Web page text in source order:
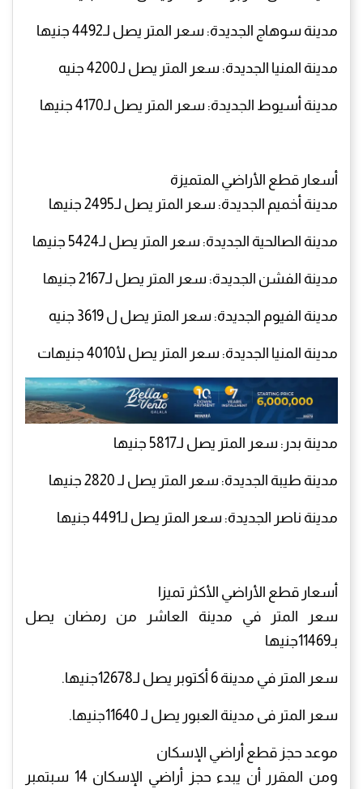
مدينة سوهاج الجديدة: سعر المتر يصل لـ4492 جنيها
مدينة المنيا الجديدة: سعر المتر يصل لـ4200 جنيه
مدينة أسيوط الجديدة: سعر المتر يصل لـ4170 جنيها
أسعار قطع الأراضي المتميزة
مدينة أخميم الجديدة: سعر المتر يصل لـ2495 جنيها
مدينة الصالحية الجديدة: سعر المتر يصل لـ5424 جنيها
مدينة الفشن الجديدة: سعر المتر يصل لـ2167 جنيها
مدينة الفيوم الجديدة: سعر المتر يصل ل 3619 جنيه
مدينة المنيا الجديدة: سعر المتر يصل لأ4010 جنيهات
مدينة بدر: سعر المتر يصل لـ5817 جنيها
مدينة طيبة الجديدة: سعر المتر يصل لـ 2820 جنيها
مدينة ناصر الجديدة: سعر المتر يصل لـ4491 جنيها
أسعار قطع الأراضي الأكثر تميزا
سعر المتر في مدينة العاشر من رمضان يصل
بـ11469جنيها
سعر المتر في مدينة 6 أكتوبر يصل لـ12678جنيها.
سعر المتر فى مدينة العبور يصل لـ 11640جنيها.
موعد حجز قطع أراضي الإسكان
ومن المقرر أن يبدء حجز أراضي الإسكان 14 سبتمبر